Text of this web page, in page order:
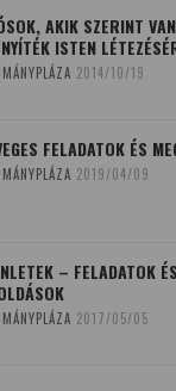
AKIK SZERINT VAN
ISTEN
2014/10/19
FELADATOK ÉS
2019/04/09
– FELADATOK ÉS
2017/05/05